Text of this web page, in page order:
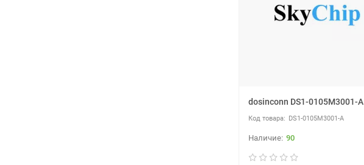
dosinconn DS1-0105M3001-A
DS1-0105M3001-A
90